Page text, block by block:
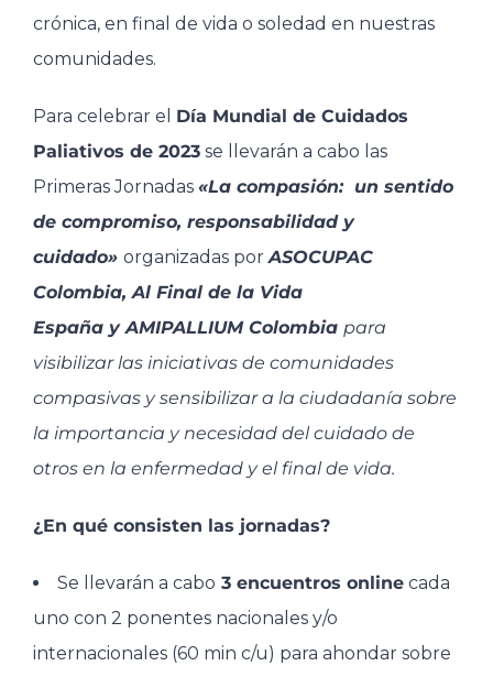
crónica, en final de vida o soledad en nuestras
comunidades.
Para celebrar el Día Mundial de Cuidados
Paliativos de 2023 se llevarán a cabo las
Primeras Jornadas «La compasión: un sentido
de compromiso, responsabilidad y
cuidado» organizadas porASOCUPAC
Colombia, Al Final de la Vida
España y AMIPALLIUM Colombia para
visibilizar las iniciativas de comunidades
compasivas y sensibilizar a la ciudadanía sobre
la importancia y necesidad del cuidado de
otros en la enfermedad y el final de vida.
¿En qué consisten las jornadas?
Se llevarán a cabo 3 encuentros online cada
uno con 2 ponentes nacionales y/o
internacionales (60 min c/u) para ahondar sobre